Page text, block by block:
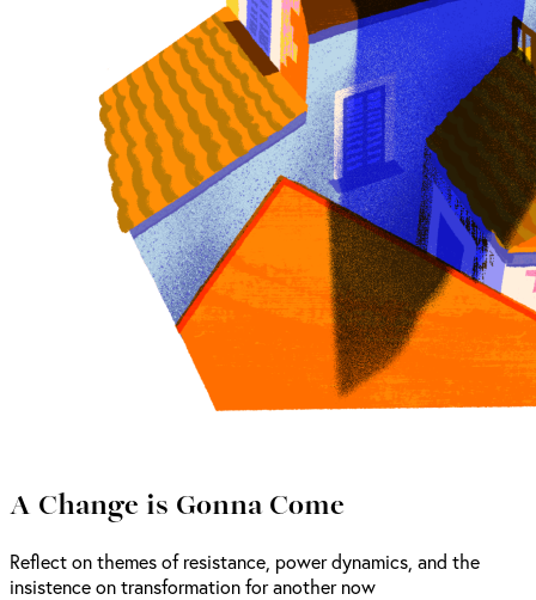
A Change is Gonna Come
Reflect on themes of resistance, power dynamics, and the
insistence on transformation for another now